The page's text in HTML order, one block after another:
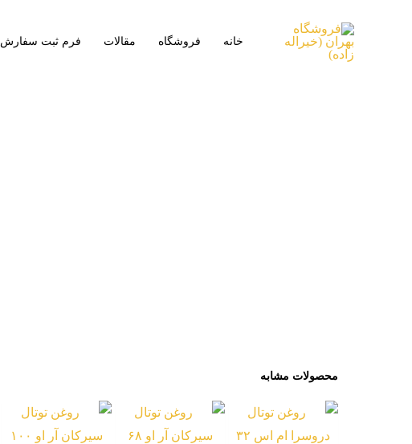
خانه فروشگاه مقالات فرم ثبت سفارش
محصولات مشابه